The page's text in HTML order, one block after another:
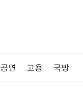
공연 고용 국방